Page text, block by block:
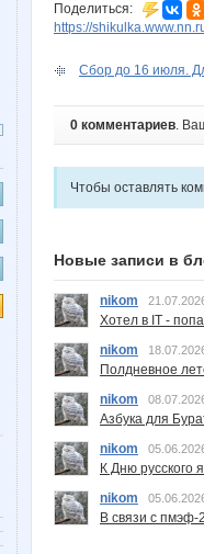
Поделиться:
https://
Сбор до 16 июля.
0 комментариев.
Чтобы оставлять
Новые записи в
nikom
Хотел в IT -
nikom
Полдневное
nikom
Азбука для
nikom
К Дню русского
nikom
В связи с пмэф-